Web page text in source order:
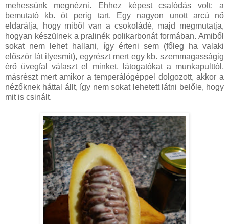
mehessünk megnézni. Ehhez képest csalódás volt: a
bemutató kb. öt perig tart. Egy nagyon unott arcú nő
eldarálja, hogy miből van a csokoládé, majd megmutatja,
hogyan készülnek a pralinék polikarbonát formában. Amiből
sokat nem lehet hallani, így érteni sem (főleg ha valaki
először lát ilyesmit), egyrészt mert egy kb. szemmagasságig
érő üvegfal választ el minket, látogatókat a munkapulttól,
másrészt mert amikor a temperálógéppel dolgozott, akkor a
nézőknek háttal állt, így nem sokat lehetett látni belőle, hogy
mit is csinált.